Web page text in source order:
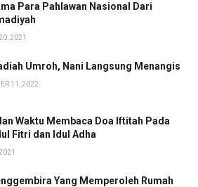
Para Pahlawan Nasional Dari
2021
Umroh, Nani Langsung Menangis
11, 2022
Waktu Membaca Doa Iftitah Pada
Fitri dan Idul Adha
Yang Memperoleh Rumah